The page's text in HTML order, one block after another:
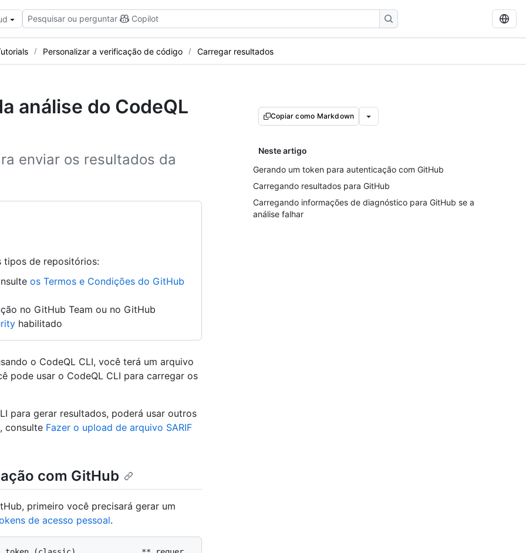
Pesquisar ou perguntar Copilot
Personalizar a verificação de código Carregar resultados
análise do CodeQL
enviar os resultados da
tipos de repositórios:
os Termos e Condições do GitHub
no GitHub Team ou no GitHub
habilitado
Copiar como Markdown
Neste artigo
Gerando um token para autenticação com GitHub
Carregando resultados para GitHub
Carregando informações de diagnóstico para GitHub se a
análise falhar
o CodeQL CLI, você terá um arquivo
pode usar o CodeQL CLI para carregar os
para gerar resultados, poderá usar outros
consulte Fazer o upload de arquivo SARIF
com GitHub
primeiro você precisará gerar um
de acesso pessoal.